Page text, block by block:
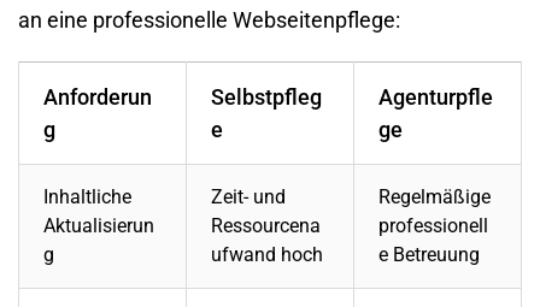
an eine professionelle Webseitenpflege:
Anforderun
g
Selbstpfleg
e
Agenturpfle
ge
Inhaltliche
Aktualisierun
g
Zeit- und
Ressourcena
ufwand hoch
Regelmäßige
professionell
e Betreuung